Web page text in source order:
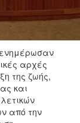
ενημέρωσαν
αρχές
της ζωής,
και
από την